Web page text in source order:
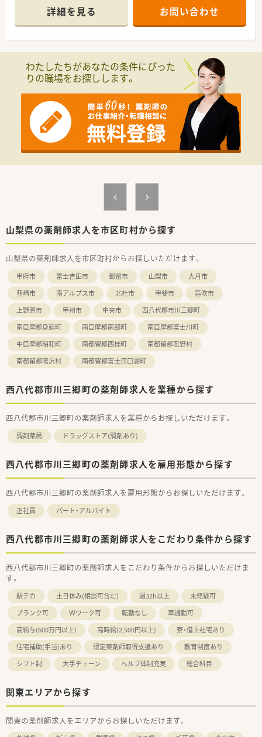
頑張り次第で高給与も可能！
■経験や勤務コースによりますが、経験の少ない方でも500万前
半スタートと業界TOP水準！
■職種や職域に合わせ、豊富な社内研修や外部組織と連携した研
■薬剤師が中心の会社だからこそ活躍できるキャリアパスが多
種多様に用意されています。
■店舗拡大に伴い、エリアマネジャーや営業部長等のマネジメン
■在宅や教育等の専門性を活かせるスペシャリストを目指すこ
とも可能です。
■その他にも、管理部門や商品部門等の本社スタッフなど活動領
域は多種多様です。
■在宅実施店舗は年々増加しており、在宅医療へもしっかりと関
わる事ができます。
■育児休暇は3歳まで取得が可能で、時短制度は小学5年生まで
■年間休日が120日とワークライフバランスが整っています
■日用品から常備薬まで、従業員割引制度など嬉しいメリットも
詳細を見る お問い合わせ
わたしたちがあなたの条件にぴった
りの職場をお探しします。
山梨県の薬剤師求人を市区町村から探す
山梨県の薬剤師求人を市区町村からお探しいただけます。
甲府市 富士吉田市 都留市 山梨市
大月市
韮崎市
南アルプス市 北杜市 甲斐市
笛吹市
上野原市
甲州市 中央市
西八代郡市川三郷町
南巨摩郡身延町
南巨摩郡南部町
南巨摩郡富士川町
中巨摩郡昭和町
南都留郡西桂町
南都留郡忍野村
南都留郡鳴沢村
南都留郡富士河口湖町
西八代郡市川三郷町の薬剤師求人を業種から探す
西八代郡市川三郷町の薬剤師求人を業種からお探しいただけます。
調剤薬局 ドラッグストア(調剤あり)
西八代郡市川三郷町の薬剤師求人を雇用形態から探す
西八代郡市川三郷町の薬剤師求人を雇用形態からお探しいただけます。
正社員 パート・アルバイト
西八代郡市川三郷町の薬剤師求人をこだわり条件から探す
西八代郡市川三郷町の薬剤師求人をこだわり条件からお探しいただけま
す。
駅チカ 土日休み(相談可含む) 週32h以上
未経験可
ブランク可
Ｗワーク可 転勤なし
車通勤可
高給与(600万円以上)
高時給(2,500円以上)
寮・借上社宅あり
住宅補助(手当)あり
認定薬剤師取得支援あり
教育制度あり
シフト制
大手チェーン ヘルプ体制充実 総合科目
関東エリアから探す
関東の薬剤師求人をエリアからお探しいただけます。